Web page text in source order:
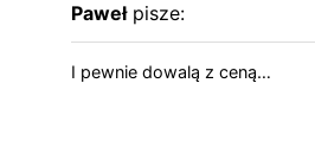
Paweł pisze:
I pewnie dowalą z ceną…